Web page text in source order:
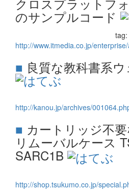
のサンプルコード
http://www.itmedia.co.jp/
■ 良質な教科書系
http://kanou.jp/archives/
■ カートリッジ不
リムーバルケース
SARC1B
http://shop.tsukumo.co.jp/